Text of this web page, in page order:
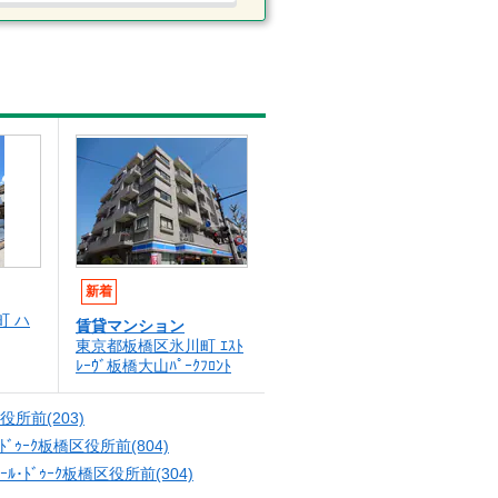
ハ
新着
賃貸マンション
東京都板橋区氷川町 ｴｽﾄ
ﾚｰｳﾞ板橋大山ﾊﾟｰｸﾌﾛﾝﾄ
所前(203)
ﾞｩｰｸ板橋区役所前(804)
ﾙ･ﾄﾞｩｰｸ板橋区役所前(304)